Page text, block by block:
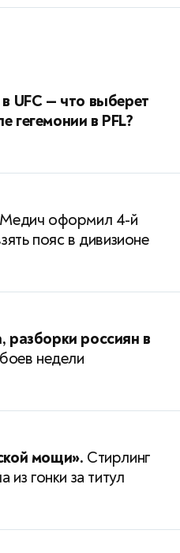
UFC — что выберет
гегемонии в PFL?
Медич оформил 4-й
пояс в дивизионе
разборки россиян в
недели
мощи». Стирлинг
из гонки за титул